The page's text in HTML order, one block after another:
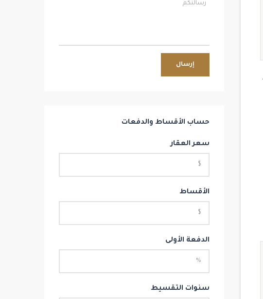
إرسال
حساب الأقساط والدفعات
سعر العقار
الأقساط
الدفعة الأولى
سنوات التقسيط